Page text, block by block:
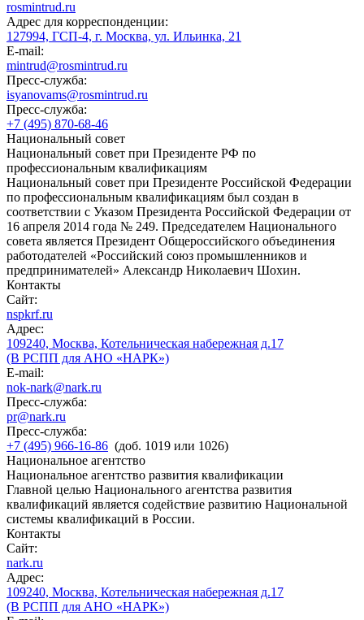
rosmintrud.ru
Адрес для корреспонденции:
127994, ГСП-4, г. Москва, ул. Ильинка, 21
E-mail:
mintrud@rosmintrud.ru
Пресс-служба:
isyanovams@rosmintrud.ru
Пресс-служба:
+7 (495) 870-68-46
Национальный совет
Национальный совет при Президенте РФ по
профессиональным квалификациям
Национальный совет при Президенте Российской Федерации
по профессиональным квалификациям был создан в
соответствии с Указом Президента Российской Федерации от
16 апреля 2014 года № 249. Председателем Национального
совета является Президент Общероссийского объединения
работодателей «Российский союз промышленников и
предпринимателей» Александр Николаевич Шохин.
Контакты
Сайт:
nspkrf.ru
Адрес:
109240, Москва, Котельническая набережная д.17
(В РСПП для АНО «НАРК»)
E-mail:
nok-nark@nark.ru
Пресс-служба:
pr@nark.ru
Пресс-служба:
+7 (495) 966-16-86 (доб. 1019 или 1026)
Национальное агентство
Национальное агентство развития квалификации
Главной целью Национального агентства развития
квалификаций является содействие развитию Национальной
системы квалификаций в России.
Контакты
Сайт:
nark.ru
Адрес:
109240, Москва, Котельническая набережная д.17
(В РСПП для АНО «НАРК»)